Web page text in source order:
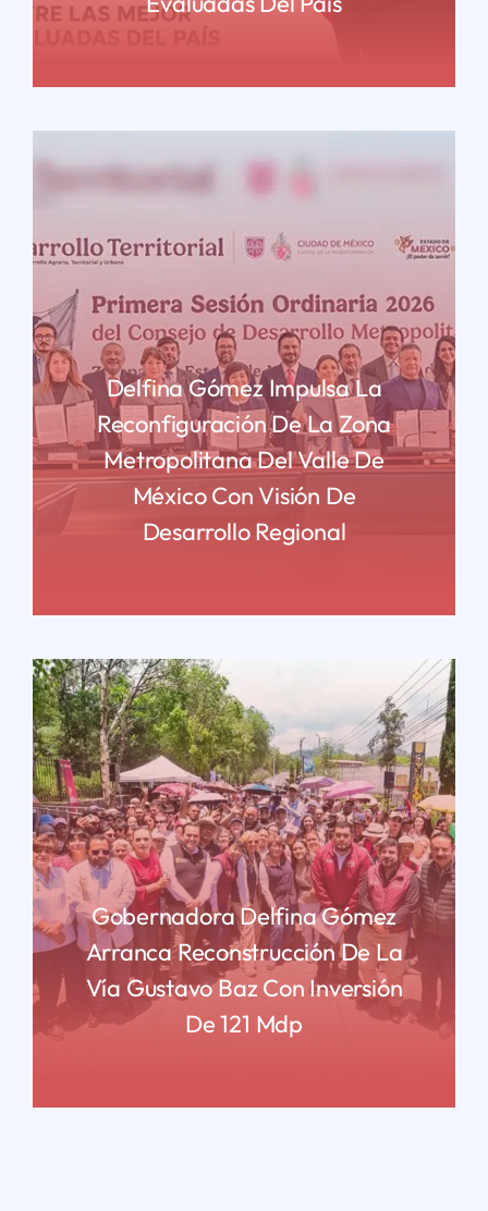
Delfina Gómez Impulsa La
Reconfiguración De La Zona
Metropolitana Del Valle De
México Con Visión De
Desarrollo Regional
Gobernadora Delfina Gómez
Arranca Reconstrucción De La
Vía Gustavo Baz Con Inversión
De 121 Mdp